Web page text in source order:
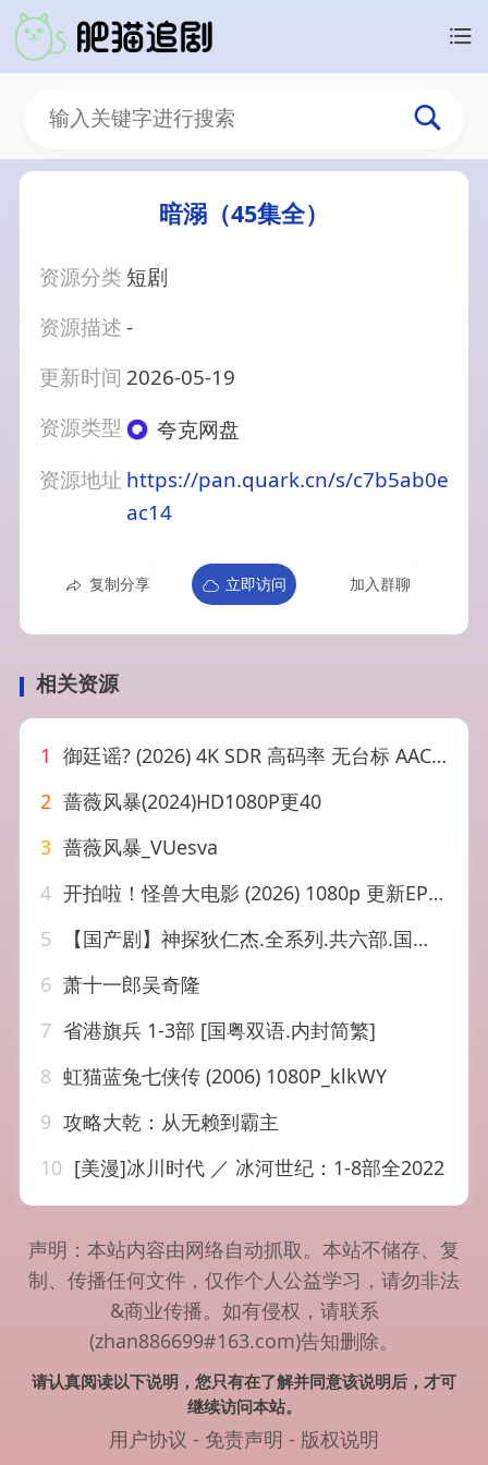
暗溺（45集全）
资源分类 短剧
资源描述-
更新时间 2026-05-19
资源类型
夸克网盘
资源地址 https://pan.quark.cn/s/c7b5ab0e
ac14
复制分享 立即访问 加入群聊
相关资源
1 御廷谣? (2026) 4K SDR 高码率 无台标 AAC2.0 中字【5.3G…
2 蔷薇风暴(2024)HD1080P更40
3 蔷薇风暴_VUesva
4 开拍啦！怪兽大电影 (2026) 1080p 更新EP10
5
【国产剧】神探狄仁杰.全系列.共六部.国语中字.收藏版.4K
6 萧十一郎吴奇隆
7 省港旗兵 1-3部 [国粤双语.内封简繁]
8 虹猫蓝兔七侠传 (2006) 1080P_klkWY
9 攻略大乾：从无赖到霸主
10 [美漫]冰川时代 ／ 冰河世纪：1-8部全2022
声明：本站内容由网络自动抓取。本站不储存、复
制、传播任何文件，仅作个人公益学习，请勿非法
&商业传播。如有侵权，请联系
(zhan886699#163.com)告知删除。
请认真阅读以下说明，您只有在了解并同意该说明后，才可
继续访问本站。
用户协议 - 免责声明 - 版权说明